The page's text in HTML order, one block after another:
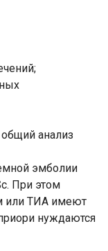
анализ
эмболии
При этом
или ТИА имеют
нуждаются